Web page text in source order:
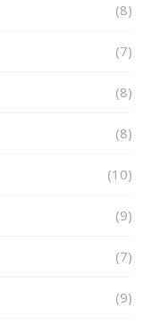
(8)
(7)
(8)
(8)
(10)
(9)
(7)
(9)